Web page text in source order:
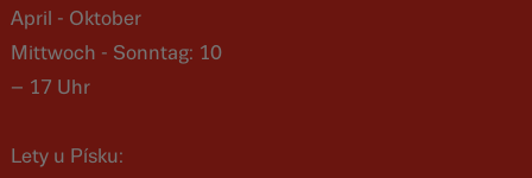
April - Oktober
Mittwoch - Sonntag: 10
– 17 Uhr
Lety u Písku: